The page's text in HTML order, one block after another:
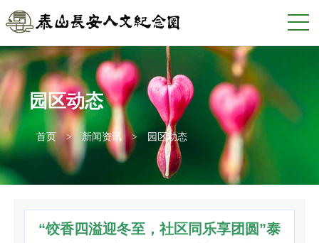
园区动态
首页 > 新闻资讯 > 园区动态
“饺香四溢迎冬至，社区同乐享团圆”泰